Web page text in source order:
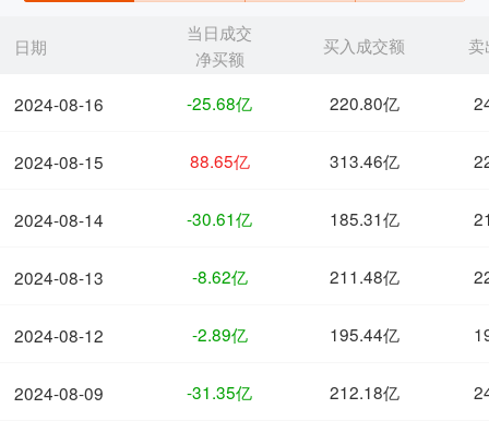
日期
2024-08-16
2024-08-15
2024-08-14
2024-08-13
2024-08-12
2024-08-09
当日成交
净买额
买入成交额 卖
-25.68亿 220.80亿
88.65亿 313.46亿
-30.61亿 185.31亿
-8.62亿 211.48亿
-2.89亿 195.44亿
-31.35亿 212.18亿